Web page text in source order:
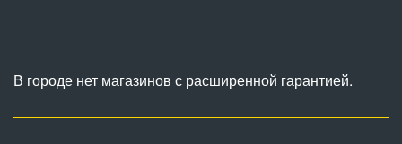
В городе нет магазинов с расширенной гарантией.